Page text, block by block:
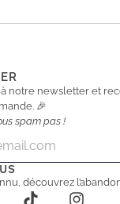
à notre newsletter et
🎉
spam pas !
découvrez